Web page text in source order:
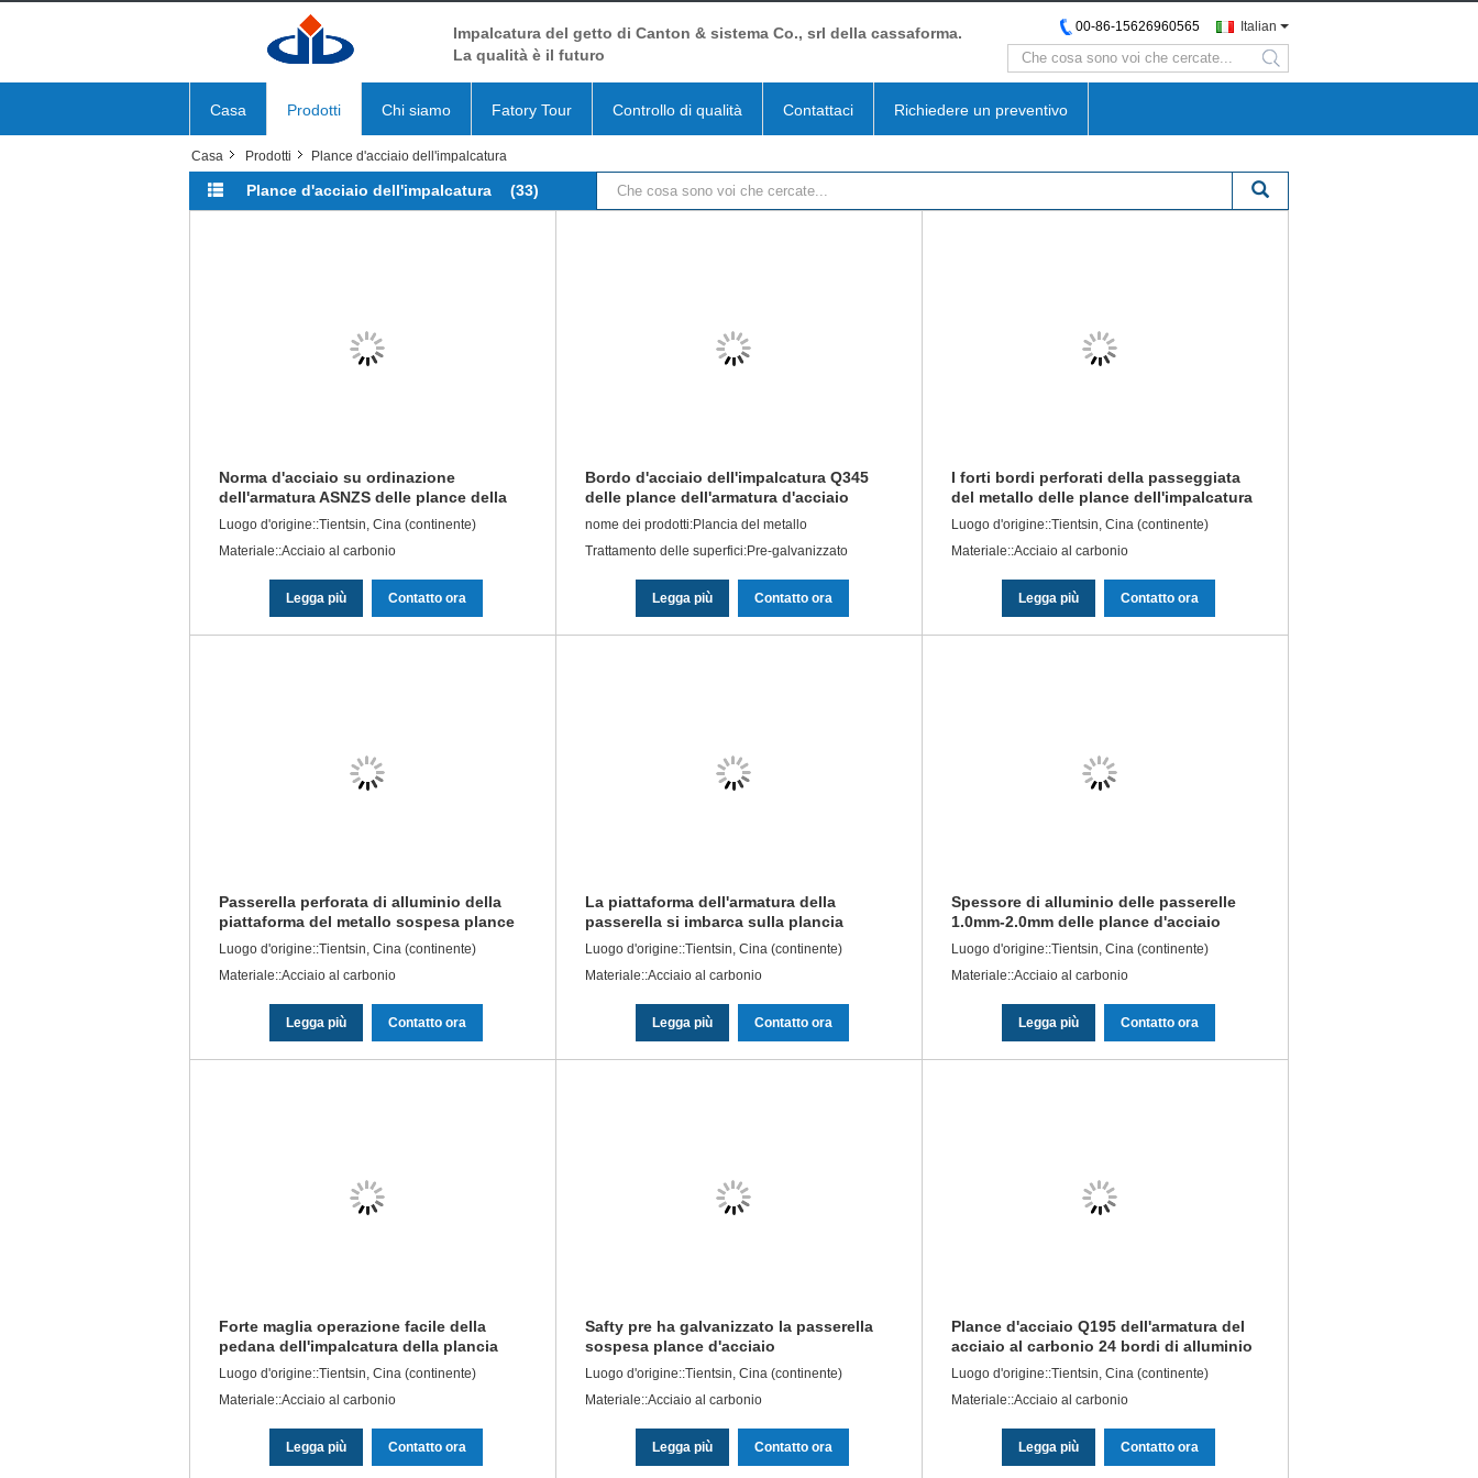
Impalcatura del getto di Canton & sistema Co., srl della cassaforma.
La qualità è il futuro
Italian
00-86-15626960565
search
Casa Prodotti Chi siamo Fatory Tour Controllo di qualità Contattaci Richiedere un preventivo
Casa Prodotti Plance d'acciaio dell'impalcatura
Plance d'acciaio dell'impalcatura (33)
Norma d'acciaio su ordinazione
dell'armatura ASNZS delle plance della
passeggiata delle plance
dell'impalcatura
Luogo d'origine::Tientsin, Cina (continente)
Materiale::Acciaio al carbonio
Legga più Contatto ora
Bordo d'acciaio dell'impalcatura Q345
delle plance dell'armatura d'acciaio
perforata d'acciaio della costruzione
nome dei prodotti:Plancia del metallo
Trattamento delle superfici:Pre-galvanizzato
Legga più Contatto ora
I forti bordi perforati della passeggiata
del metallo delle plance dell'impalcatura
da 12 piedi hanno personalizzato la
lunghezza
Luogo d'origine::Tientsin, Cina (continente)
Materiale::Acciaio al carbonio
Legga più Contatto ora
Passerella perforata di alluminio della
piattaforma del metallo sospesa plance
d'acciaio dell'impalcatura del metallo
Luogo d'origine::Tientsin, Cina (continente)
Materiale::Acciaio al carbonio
Legga più Contatto ora
La piattaforma dell'armatura della
passerella si imbarca sulla plancia
d'acciaio AS/NZS 1576 della piattaforma
del metallo certificata
Luogo d'origine::Tientsin, Cina (continente)
Materiale::Acciaio al carbonio
Legga più Contatto ora
Spessore di alluminio delle passerelle
1.0mm-2.0mm delle plance d'acciaio
dell'impalcatura della costruzione
Luogo d'origine::Tientsin, Cina (continente)
Materiale::Acciaio al carbonio
Legga più Contatto ora
Forte maglia operazione facile della
pedana dell'impalcatura della plancia
dell'armatura da 20 piedi
Luogo d'origine::Tientsin, Cina (continente)
Materiale::Acciaio al carbonio
Legga più Contatto ora
Safty pre ha galvanizzato la passerella
sospesa plance d'acciaio
dell'impalcatura per l'impalcatura
Luogo d'origine::Tientsin, Cina (continente)
Materiale::Acciaio al carbonio
Legga più Contatto ora
Plance d'acciaio Q195 dell'armatura del
acciaio al carbonio 24 bordi di alluminio
della passeggiata del piede
Luogo d'origine::Tientsin, Cina (continente)
Materiale::Acciaio al carbonio
Legga più Contatto ora